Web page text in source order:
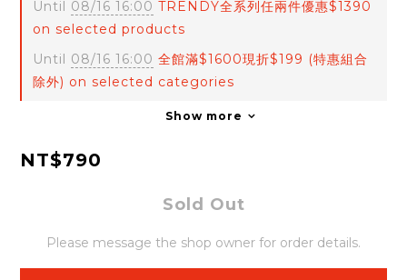
Until 08/16 16:00 TRENDY全系列任兩件優惠$1390
on selected products
Until 08/16 16:00 全館滿$1600現折$199 (特惠組合
除外) on selected categories
Show more
NT$790
Sold Out
Please message the shop owner for order details.